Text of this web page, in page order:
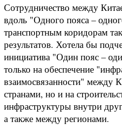
Сотрудничество между
вдоль "Одного пояса –
транспортным коридорам
результатов. Хотела бы
инициатива "Один пояс –
только на обеспечение
взаимосвязанности" между
странами, но и на
инфраструктуры внутри
а также между регионами.